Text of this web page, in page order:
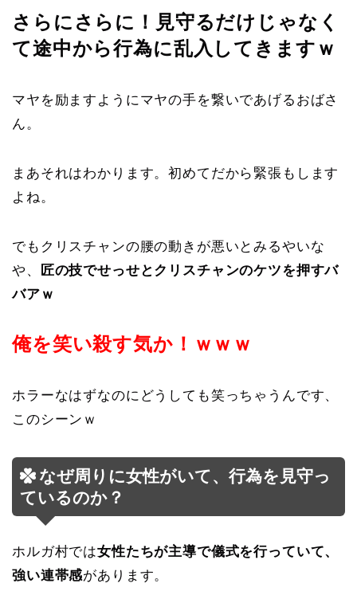
さらにさらに！見守るだけじゃなく
て途中から行為に乱入してきますｗ
マヤを励ますようにマヤの手を繋いであげるおばさ
ん。
まあそれはわかります。初めてだから緊張もします
よね。
でもクリスチャンの腰の動きが悪いとみるやいな
や、
匠の技でせっせとクリスチャンのケツを押すバ
バアｗ
俺を笑い殺す気か！ｗｗｗ
ホラーなはずなのにどうしても笑っちゃうんです、
このシーンｗ
なぜ周りに女性がいて、行為を見守っ
ているのか？
ホルガ村では女性たちが主導で儀式を行っていて、
強い連帯感があります。